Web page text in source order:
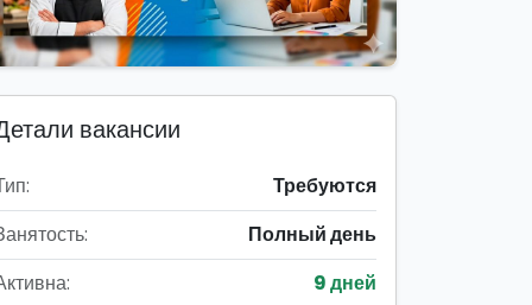
вакансии
Требуются
Полный день
9 дней